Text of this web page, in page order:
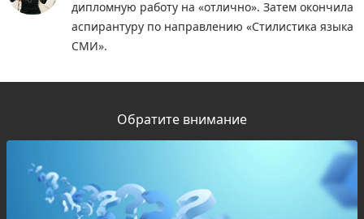
дипломную работу на «отлично». Затем окончила
аспирантуру по направлению «Стилистика языка
СМИ».
Обратите внимание